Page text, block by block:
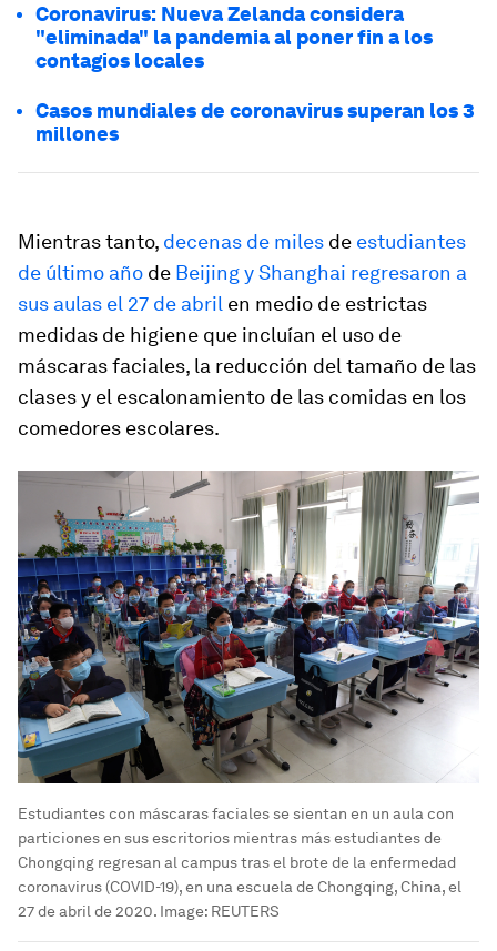
Coronavirus: Nueva Zelanda considera
"eliminada" la pandemia al poner fin a los
contagios locales
Casos mundiales de coronavirus superan los 3
millones
Mientras tanto, decenas de miles de estudiantes
de último año de Beijing y Shanghai regresaron a
sus aulas el 27 de abril en medio de estrictas
medidas de higiene que incluían el uso de
máscaras faciales, la reducción del tamaño de las
clases y el escalonamiento de las comidas en los
comedores escolares.
Estudiantes con máscaras faciales se sientan en un aula con
particiones en sus escritorios mientras más estudiantes de
Chongqing regresan al campus tras el brote de la enfermedad
coronavirus (COVID-19), en una escuela de Chongqing, China, el
27 de abril de 2020. Image: REUTERS